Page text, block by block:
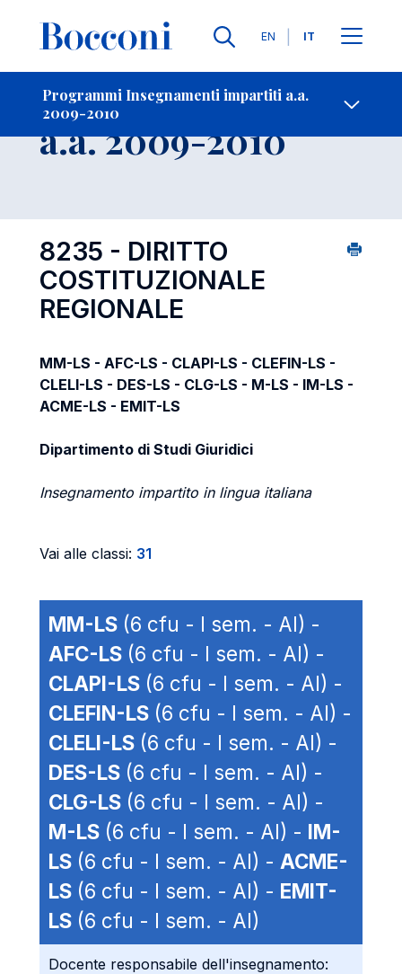
Lingue
EN IT
Programmi Insegnamenti impartiti a.a.
2009-2010
-
Insegnamento
a.a. 2009-2010
8235 - DIRITTO
COSTITUZIONALE
REGIONALE
MM-LS - AFC-LS - CLAPI-LS - CLEFIN-LS -
CLELI-LS - DES-LS - CLG-LS - M-LS - IM-LS -
ACME-LS - EMIT-LS
Dipartimento di Studi Giuridici
Insegnamento impartito in lingua italiana
Vai alle classi: 31
MM-LS (6 cfu - I sem. - AI) -
AFC-LS (6 cfu - I sem. - AI) -
CLAPI-LS (6 cfu - I sem. - AI) -
CLEFIN-LS (6 cfu - I sem. - AI) -
CLELI-LS (6 cfu - I sem. - AI) -
DES-LS (6 cfu - I sem. - AI) -
CLG-LS (6 cfu - I sem. - AI) -
M-LS (6 cfu - I sem. - AI) - IM-
LS (6 cfu - I sem. - AI) - ACME-
LS (6 cfu - I sem. - AI) - EMIT-
LS (6 cfu - I sem. - AI)
Docente responsabile dell'insegnamento: